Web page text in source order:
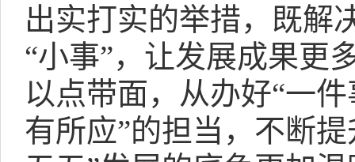
出实打实的举措，既解
“小事”，让发展成果更
以点带面，从办好“一
有所应”的担当，不断